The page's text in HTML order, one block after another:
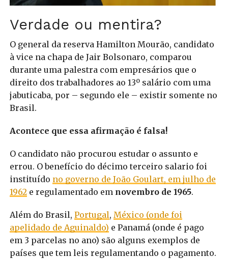
Verdade ou mentira?
O general da reserva Hamilton Mourão, candidato
à vice na chapa de Jair Bolsonaro, comparou
durante uma palestra com empresários que o
direito dos trabalhadores ao 13º salário com uma
jabuticaba, por – segundo ele – existir somente no
Brasil.
Acontece que essa afirmação é falsa!
O candidato não procurou estudar o assunto e
errou. O benefício do décimo terceiro salario foi
instituído no governo de João Goulart, em julho de
1962e regulamentado em novembro de 1965.
Além do Brasil, Portugal, México (onde foi
apelidado de Aguinaldo) e Panamá (onde é pago
em 3 parcelas no ano) são alguns exemplos de
países que tem leis regulamentando o pagamento.